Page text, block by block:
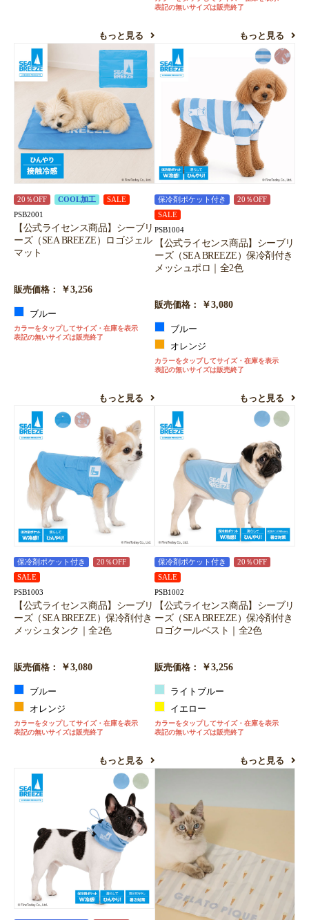
もっと見る
表記の無いサイズは販売終了
もっと見る
20％OFF COOL加工 SALE
PSB2001
【公式ライセンス商品】シーブリ
ーズ（SEA BREEZE）ロゴジェル
マット
販売価格： ￥3,256
ブルー
カラーをタップしてサイズ・在庫を表示
表記の無いサイズは販売終了
もっと見る
保冷剤ポケット付き
20％OFF
SALE
PSB1004
【公式ライセンス商品】シーブリ
ーズ（SEA BREEZE）保冷剤付き
メッシュポロ｜全2色
販売価格： ￥3,080
ブルー
オレンジ
カラーをタップしてサイズ・在庫を表示
表記の無いサイズは販売終了
もっと見る
保冷剤ポケット付き
20％OFF
SALE
PSB1003
【公式ライセンス商品】シーブリ
ーズ（SEA BREEZE）保冷剤付き
メッシュタンク｜全2色
販売価格： ￥3,080
ブルー
オレンジ
カラーをタップしてサイズ・在庫を表示
表記の無いサイズは販売終了
もっと見る
保冷剤ポケット付き
20％OFF
SALE
PSB1002
【公式ライセンス商品】シーブリ
ーズ（SEA BREEZE）保冷剤付き
ロゴクールベスト｜全2色
販売価格： ￥3,256
ライトブルー
イエロー
カラーをタップしてサイズ・在庫を表示
表記の無いサイズは販売終了
もっと見る